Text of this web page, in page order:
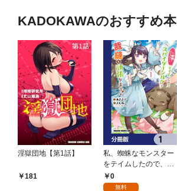
KADOKAWAのおすすめ本
淫獄団地【第1話】
181
私、蜘蛛なモンスター
をテイムしたので、ス
パイダーシルクで裁縫
を頑張ります！【分冊
0
無料